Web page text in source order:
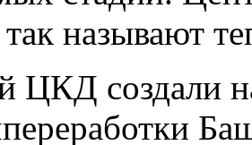
называют
ЦКД создали